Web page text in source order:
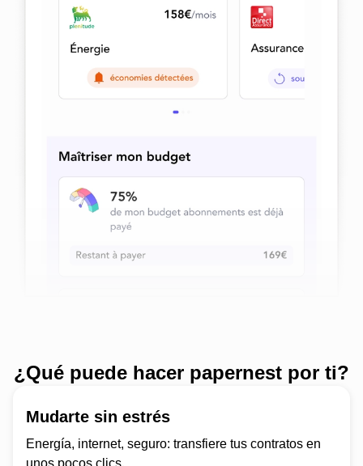
¿Qué puede hacer papernest por ti?
Mudarte sin estrés
Energía, internet, seguro: transfiere tus contratos en
unos pocos clics.